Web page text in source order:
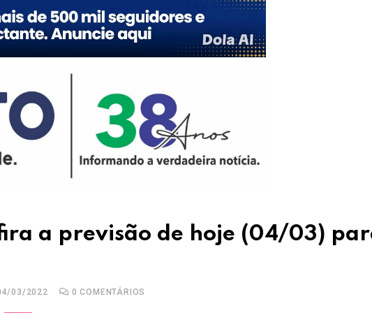
a previsão de hoje (04/03)
03/2022 0 COMENTÁRIOS